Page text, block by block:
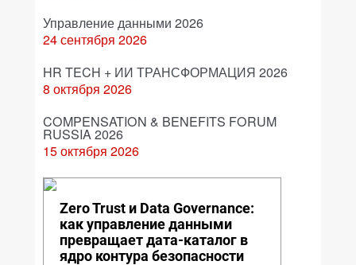
Управление данными 2026
24 сентября 2026
HR TECH + ИИ ТРАНСФОРМАЦИЯ 2026
8 октября 2026
COMPENSATION & BENEFITS FORUM
RUSSIA 2026
15 октября 2026
Zero Trust и Data Governance:
как управление данными
превращает дата-каталог в
ядро контура безопасности